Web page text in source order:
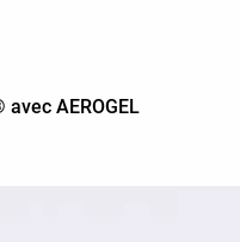
AEROGEL